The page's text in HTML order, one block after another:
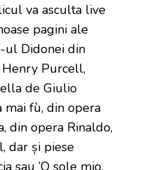
va asculta live
pagini ale
ul Didonei din
Purcell,
de Giulio
mai fù, din opera
din opera Rinaldo,
dar și piese